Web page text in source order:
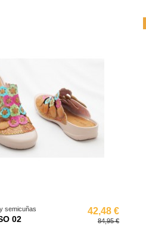
semicuñas
02
42,48 €
84,95 €